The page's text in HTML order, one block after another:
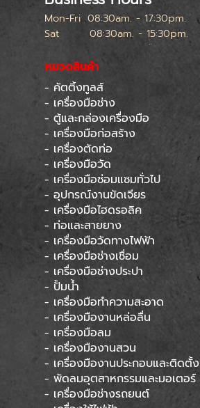
Mon-Fri 08:30am. - 17:30pm.
Sat
08:30am. - 15:30pm.
หยุดทุกเสาร์สุดท้ายของเดือน
หมวดสินค้า
- คัตติ้งทูลส์
- เครื่องมือช่าง
- ตู้และกล่องเครื่องมือ
- เครื่องมือก่อสร้าง
- เครื่องตัดท่อ
- เครื่องมือวัด
- เครื่องมือซ่อมแซมทั่วไป
- อุปกรณ์งานขัดเจียร
- เครื่องมือไฮดรอลิค
- ท่อและสายยาง
- เครื่องมือวัดทางไฟฟ้า
- เครื่องมือช่างเชื่อม
- เครื่องมือช่างประปา
- ปั้มน้ำ
- เครื่องมือทำความสะอาด
- เครื่องมืองานหล่อลื่น
- เครื่องมือลม
- เครื่องมืองานสวน
- เครื่องมืองานประกอบและติดตั้ง
- พัดลมอุตสาหกรรมและมอเตอร์
- เครื่องมือช่างรถยนต์